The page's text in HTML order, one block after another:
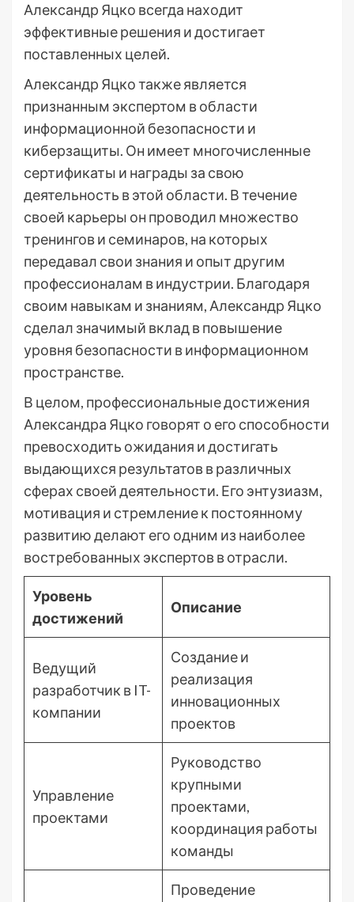
Александр Яцко всегда находит
эффективные решения и достигает
поставленных целей.
Александр Яцко также является
признанным экспертом в области
информационной безопасности и
киберзащиты. Он имеет многочисленные
сертификаты и награды за свою
деятельность в этой области. В течение
своей карьеры он проводил множество
тренингов и семинаров, на которых
передавал свои знания и опыт другим
профессионалам в индустрии. Благодаря
своим навыкам и знаниям, Александр Яцко
сделал значимый вклад в повышение
уровня безопасности в информационном
пространстве.
В целом, профессиональные достижения
Александра Яцко говорят о его способности
превосходить ожидания и достигать
выдающихся результатов в различных
сферах своей деятельности. Его энтузиазм,
мотивация и стремление к постоянному
развитию делают его одним из наиболее
востребованных экспертов в отрасли.
Уровень
достижений
Описание
Ведущий
разработчик в IT-
компании
Создание и
реализация
инновационных
проектов
Управление
проектами
Руководство
крупными
проектами,
координация работы
команды
Проведение